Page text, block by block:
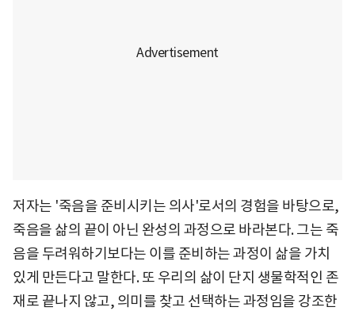
저자는 '죽음을 준비시키는 의사'로서의 경험을 바탕으로,
죽음을 삶의 끝이 아닌 완성의 과정으로 바라본다. 그는 죽
음을 두려워하기보다는 이를 준비하는 과정이 삶을 가치
있게 만든다고 말한다. 또 우리의 삶이 단지 생물학적인 존
재로 끝나지 않고, 의미를 찾고 선택하는 과정임을 강조한